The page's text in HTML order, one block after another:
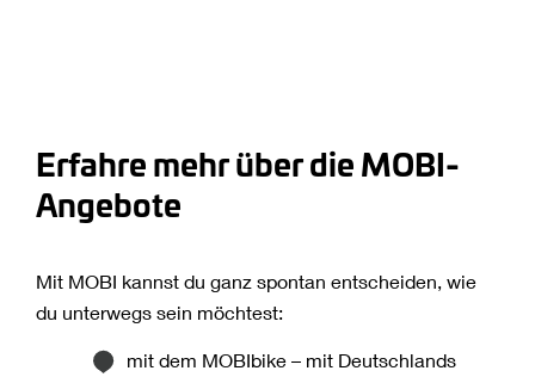
Erfahre mehr über die MOBI-
Angebote
Mit MOBI kannst du ganz spontan entscheiden, wie
du unterwegs sein möchtest:
mit dem MOBIbike – mit Deutschlands